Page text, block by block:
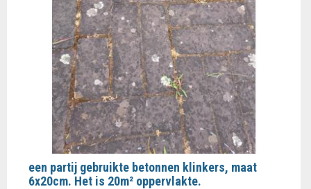
een partij gebruikte betonnen klinkers, maat
6x20cm. Het is 20m² oppervlakte.